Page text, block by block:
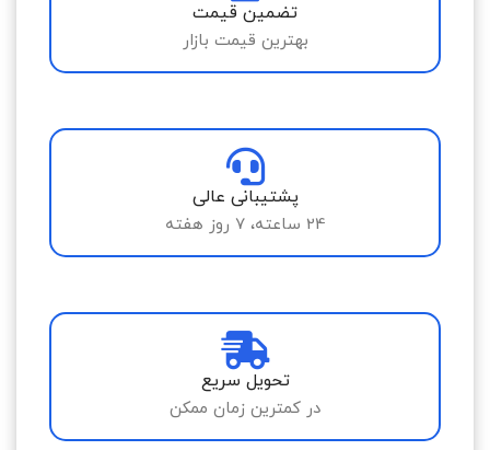
تضمین قیمت
بهترین قیمت بازار
پشتیبانی عالی
24 ساعته، 7 روز هفته
تحویل سریع
در کمترین زمان ممکن